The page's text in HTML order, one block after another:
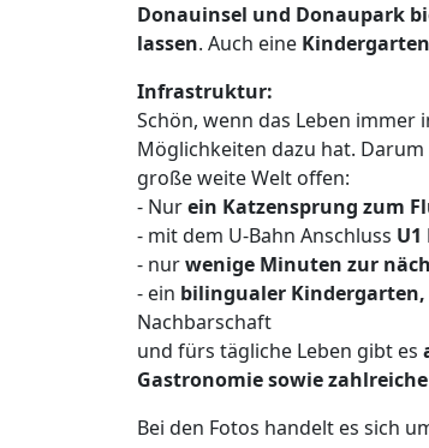
Donauinsel und Donaupark
lassen. Auch eine
Infrastruktur:
Schön, wenn das Leben immer
Möglichkeiten dazu hat.
große weite Welt offen:
- Nurein Katzensprung zum
- mit dem U-Bahn Anschluss
- nurwenige Minuten zur
- ein bilingualer
Nachbarschaft
und fürs tägliche Leben gibt es
Gastronomie sowie
Bei den Fotos handelt es sich